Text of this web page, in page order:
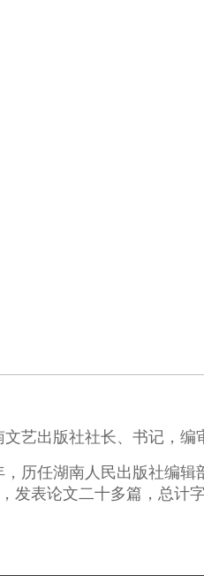
艺出版社社长、书记，编
，历任湖南人民出版社编
发表论文二十多篇，总计